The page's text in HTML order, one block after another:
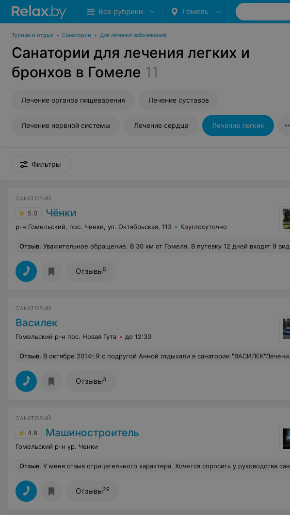
Все рубрики Гомель
Туризм и отдых • Санатории • Для лечения заболеваний
Санатории для лечения легких и
бронхов в Гомеле 11
Лечение органов пищеварения Лечение суставов
Лечение нервной системы Лечение сердца Лечение легких
Фильтры
САНАТОРИЙ
5.0 Чёнки
р-н Гомельский, пос. Ченки, ул. Октябрьская, 113 Круглосуточно
Отзыв. Уважительное обращение. В 30 км от Гомеля. В путевку 12 дней входят 9 видов процедур.
Отзывы5
САНАТОРИЙ
Василек
Гомельский р-н пос. Новая Гута до 12:30
Отзыв. В октябре 2014г.Я с подругой Анной отдыхали в санатории "ВАСИЛЕК"Лечение,питание все на высоте.Хочется от всей души поблагодарить весь дружный коллектив за прекрасную работу и внимание которое они оказывают отдыхающим.Прекрасные комнаты,новое оборудование в лечебном корпусе, красивые цветы, душевная атмосфера.Все кто отдыхал желают коллективу: здоровья ,процветания и творческих успехов.
Отзывы3
САНАТОРИЙ
4.8 Машиностроитель
Гомельский р-н ур. Ченки
Отзыв. У меня отзыв отрицательного характера. Хочется спросить у руководства санатория, вы приглашаете к себе людей и абсолютно не подготовлены к сезону. Объясню, сейчас в санатории находится моя мама и тётя, так вот, холод собачий и в корпусах, и в лечебном корпусе, о каком бассейне речь может идти, естественно, все болеют и мои близкие тоже заболели. Обращались с этим вопросом к руководству , но на данный момент никаких мер не принято. Люди поехали поправить здоровье, целый год копили деньги и результат, только проблем прибавили себе. Народ, подумайте сто раз прежде чем ехать в этот санаторий.
Отзывы29